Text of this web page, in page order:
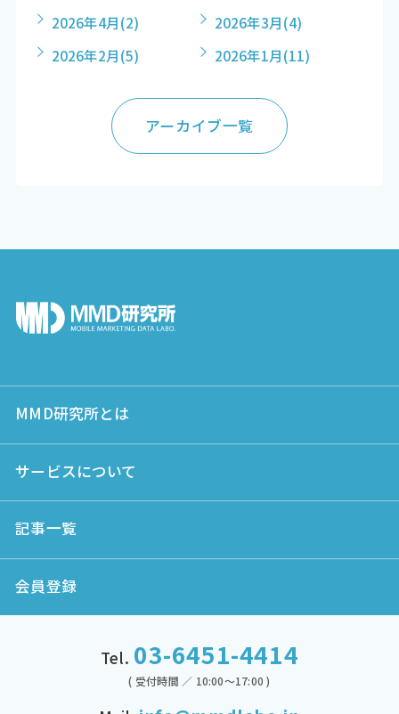
2026年4月(2) 2026年3月(4)
2026年2月(5) 2026年1月(11)
アーカイブ一覧
MMD研究所とは
サービスについて
記事一覧
会員登録
Tel. 03-6451-4414
( 受付時間 ／ 10:00～17:00 )